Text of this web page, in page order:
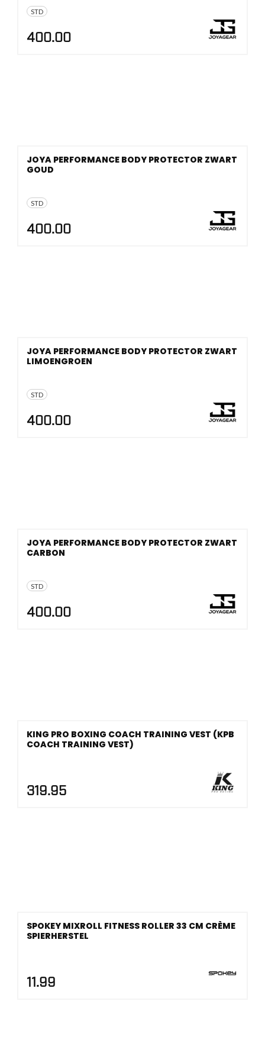
STD
400.00
STD
JOYA PERFORMANCE BODY PROTECTOR ZWART
GOUD
400.00
STD
JOYA PERFORMANCE BODY PROTECTOR ZWART
LIMOENGROEN
400.00
STD
JOYA PERFORMANCE BODY PROTECTOR ZWART
CARBON
400.00
KING PRO BOXING COACH TRAINING VEST (KPB
COACH TRAINING VEST)
319.95
SPOKEY MIXROLL FITNESS ROLLER 33 CM CRÈME
SPIERHERSTEL
11.99